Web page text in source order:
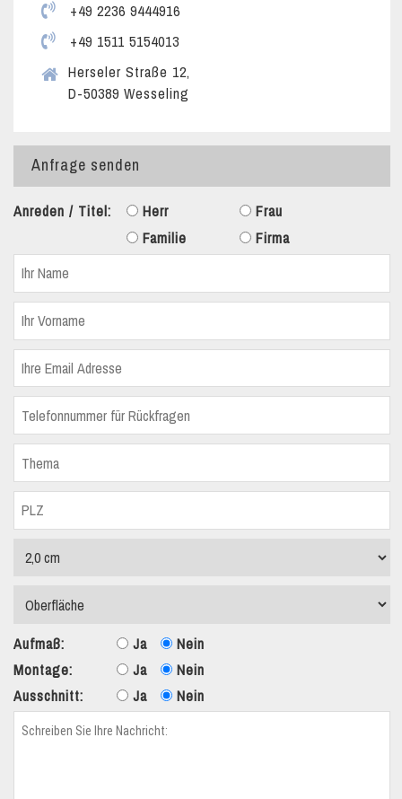
+49 2236 9444916
+49 1511 5154013
Herseler Straße 12,
D-50389 Wesseling
Anfrage senden
Anreden / Titel: Herr
Frau
Familie
Firma
Aufmaß: Ja
Nein
Montage:
Ja
Nein
Ausschnitt:
Ja Nein